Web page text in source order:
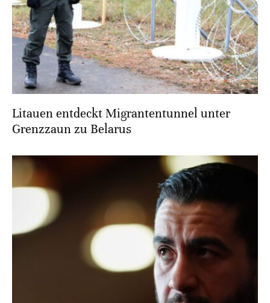
Litauen entdeckt Migrantentunnel unter
Grenzzaun zu Belarus